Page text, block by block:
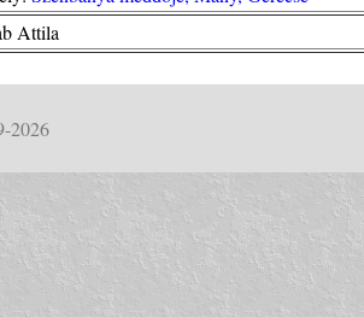
Attila
2026